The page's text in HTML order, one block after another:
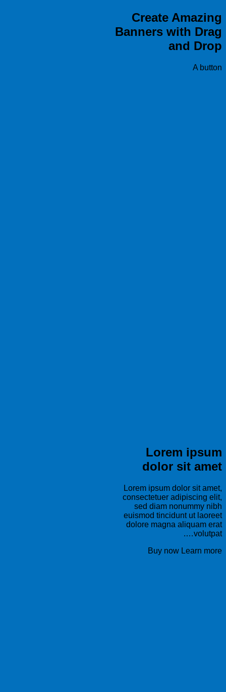
Create Amazing
Banners with Drag
and Drop
A button
Lorem ipsum
dolor sit amet
Lorem ipsum dolor sit amet,
consectetuer adipiscing elit,
sed diam nonummy nibh
euismod tincidunt ut laoreet
dolore magna aliquam erat
volutpat….
Buy now Learn more